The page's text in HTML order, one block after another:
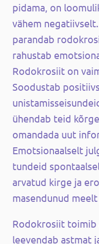
pidama, on
vähem
parandab
rahustab
Rodokrosiit on
Soodustab
ühendab teid
omandada uut
Emotsionaalselt
tundeid
arvatud kirge ja
masendunud
Rodokrosiit
leevendab astmat